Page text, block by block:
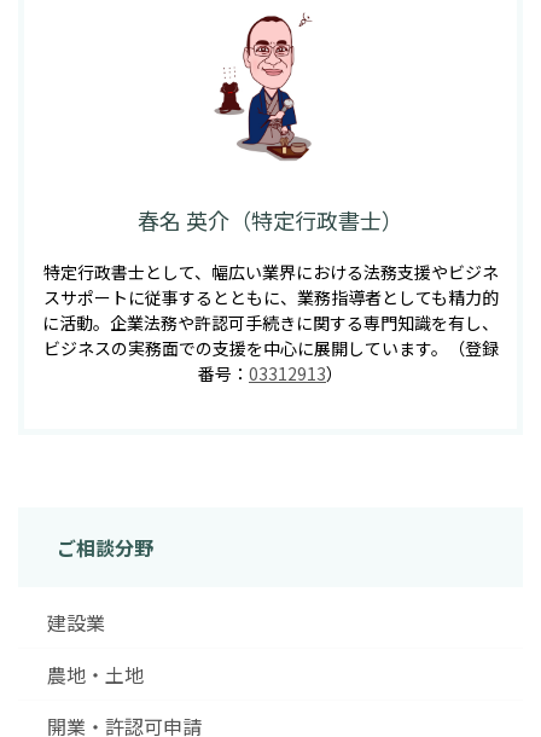
春名 英介（特定行政書士）
特定行政書士として、幅広い業界における法務支援やビジネ
スサポートに従事するとともに、業務指導者としても精力的
に活動。企業法務や許認可手続きに関する専門知識を有し、
ビジネスの実務面での支援を中心に展開しています。（登録
番号： 03312913）
ご相談分野
建設業
農地・土地
開業・許認可申請